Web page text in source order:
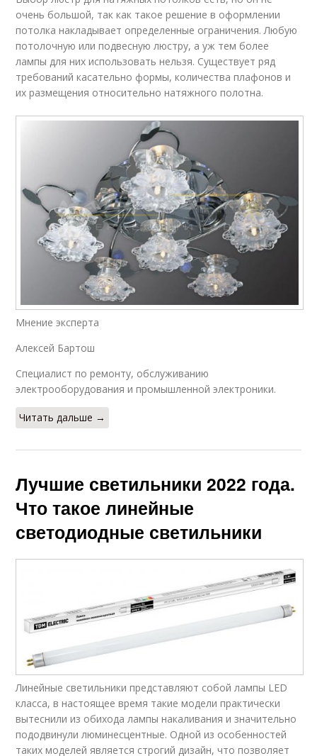
очень большой, так как такое решение в оформлении
потолка накладывает определенные ограничения. Любую
потолочную или подвесную люстру, а уж тем более
лампы для них использовать нельзя. Существует ряд
требований касательно формы, количества плафонов и
их размещения относительно натяжного полотна.
Мнение эксперта
Алексей Бартош
Специалист по ремонту, обслуживанию
электрооборудования и промышленной электроники.
Читать дальше →
Лучшие светильники 2022 года.
Что такое линейные
светодиодные светильники
Линейные светильники представляют собой лампы LED
класса, в настоящее время такие модели практически
вытеснили из обихода лампы накаливания и значительно
пододвинули люминесцентные. Одной из особенностей
таких моделей является строгий дизайн, что позволяет